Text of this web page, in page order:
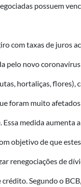
possuem
com taxas de juros
pelo novo
hortaliças, flores),
foram muito
medida aumenta
objetivo de que
renegociações de
Segundo o